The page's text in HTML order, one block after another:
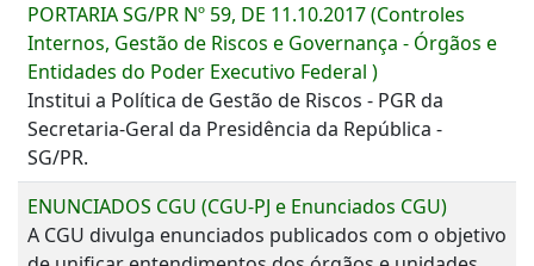
PORTARIA SG/PR Nº 59, DE 11.10.2017 (Controles
Internos, Gestão de Riscos e Governança - Órgãos e
Entidades do Poder Executivo Federal )
Institui a Política de Gestão de Riscos - PGR da
Secretaria-Geral da Presidência da República -
SG/PR.
ENUNCIADOS CGU (CGU-PJ e Enunciados CGU)
A CGU divulga enunciados publicados com o objetivo